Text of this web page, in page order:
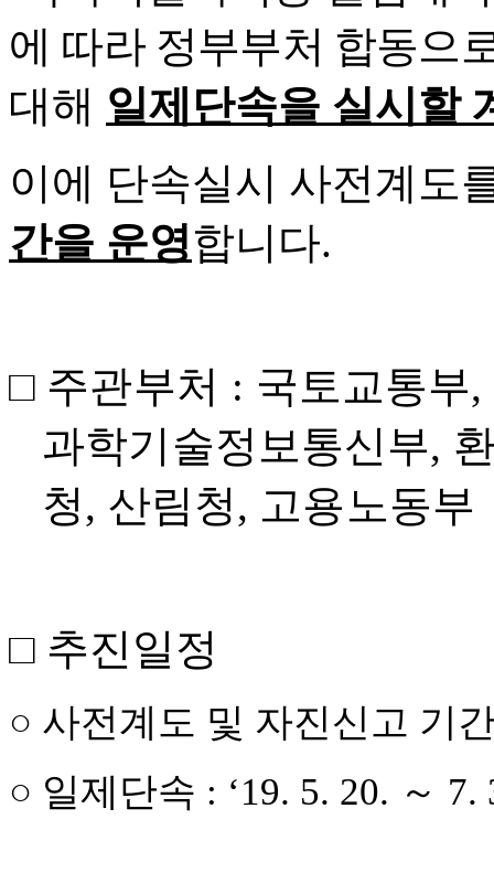
에 따라 정부부처 합동으
대해 일제단속을 실시할
이에 단속실시 사전계도
간을 운영합니다.
□ 주관부처 : 국토교통부,
과학기술정보통신부,
청, 산림청, 고용노동부
□ 추진일정
○ 사전계도 및 자진신고 기
○ 일제단속 : ‘19. 5. 20. ～ 7.